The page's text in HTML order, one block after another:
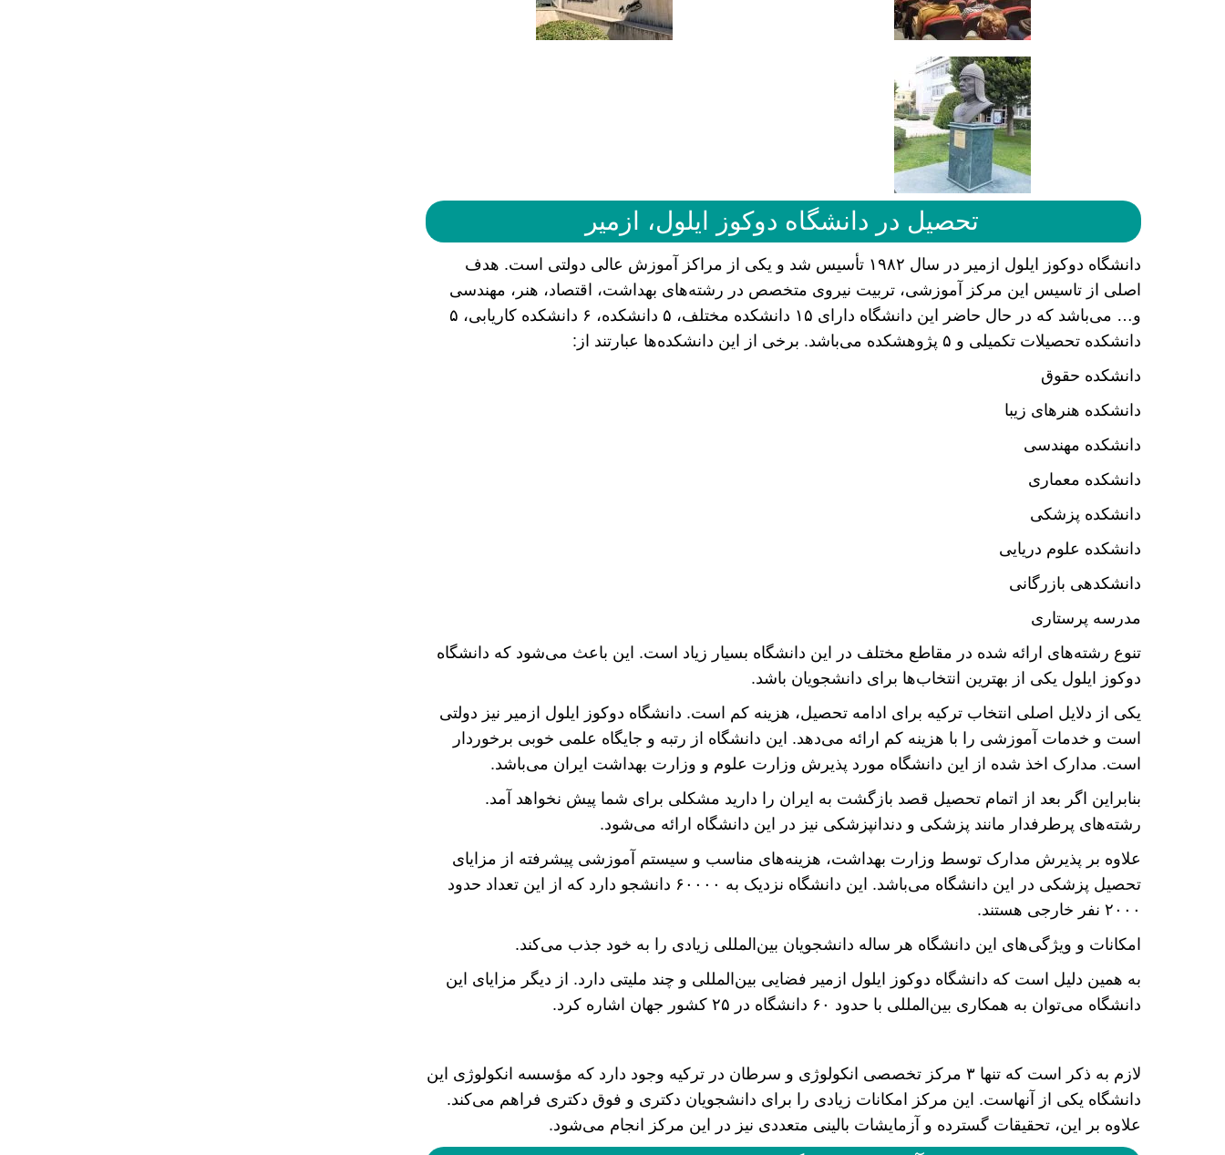
تحصیل در دانشگاه دوکوز ایلول، ازمیر
دانشگاه دوکوز ایلول ازمیر در سال ۱۹۸۲ تأسیس شد و یکی از مراکز آموزش عالی دولتی است. هدف
اصلی از تاسیس این مرکز آموزشی، تربیت نیروی متخصص در رشته‌های بهداشت، اقتصاد، هنر، مهندسی
و… می‌باشد که در حال حاضر این دانشگاه دارای ۱۵ دانشکده مختلف، ۵ دانشکده، ۶ دانشکده کاریابی، ۵
دانشکده تحصیلات تکمیلی و ۵ پژوهشکده می‌باشد. برخی از این دانشکده‌ها عبارتند از:
دانشکده حقوق
دانشکده هنر‌های زیبا
دانشکده مهندسی
دانشکده معماری
دانشکده پزشکی
دانشکده علوم دریایی
دانشکدهی بازرگانی
مدرسه پرستاری
تنوع رشته‌های ارائه شده در مقاطع مختلف در این دانشگاه بسیار زیاد است. این باعث می‌شود که دانشگاه
دوکوز ایلول یکی از بهترین انتخاب‌ها برای دانشجویان باشد.
یکی از دلایل اصلی انتخاب ترکیه برای ادامه تحصیل، هزینه کم است. دانشگاه دوکوز ایلول ازمیر نیز دولتی
است و خدمات آموزشی را با هزینه کم ارائه می‌دهد. این دانشگاه از رتبه و جایگاه علمی خوبی برخوردار
است. مدارک اخذ شده از این دانشگاه مورد پذیرش وزارت علوم و وزارت بهداشت ایران می‌باشد.
بنابراین اگر بعد از اتمام تحصیل قصد بازگشت به ایران را دارید مشکلی برای شما پیش نخواهد آمد.
رشته‌های پرطرفدار مانند پزشکی و دندانپزشکی نیز در این دانشگاه ارائه می‌شود.
علاوه بر پذیرش مدارک توسط وزارت بهداشت، هزینه‌های مناسب و سیستم آموزشی پیشرفته از مزایای
تحصیل پزشکی در این دانشگاه می‌باشد. این دانشگاه نزدیک به ۶۰۰۰۰ دانشجو دارد که از این تعداد حدود
۲۰۰۰ نفر خارجی هستند.
امکانات و ویژگی‌های این دانشگاه هر ساله دانشجویان بین‌المللی زیادی را به خود جذب می‌کند.
به همین دلیل است که دانشگاه دوکوز ایلول ازمیر فضایی بین‌المللی و چند ملیتی دارد. از دیگر مزایای این
دانشگاه می‌توان به همکاری بین‌المللی با حدود ۶۰ دانشگاه در ۲۵ کشور جهان اشاره کرد.
لازم به ذکر است که تنها ۳ مرکز تخصصی انکولوژی و سرطان در ترکیه وجود دارد که مؤسسه انکولوژی این
دانشگاه یکی از آنهاست. این مرکز امکانات زیادی را برای دانشجویان دکتری و فوق دکتری فراهم می‌کند.
علاوه بر این، تحقیقات گسترده و آزمایشات بالینی متعددی نیز در این مرکز انجام می‌شود.